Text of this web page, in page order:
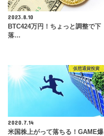
2023.8.10
BTC424万円！ちょっと調整で下
落…
仮想通貨投資
2020.7.14
米国株上がって落ちる！GAME爆